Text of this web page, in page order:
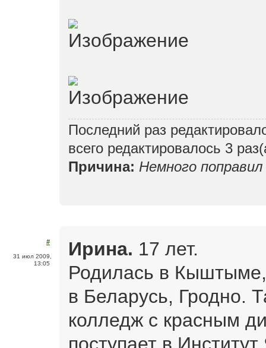
Последний раз
всего редактировалось 3
Причина: Немного
#
31 июл 2009,
13:05
Ирина. 17 лет.
Родилась в
в Беларусь, Гродно.
колледж с красным
поступает в